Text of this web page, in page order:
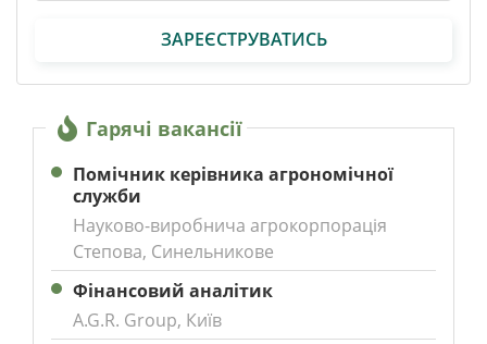
ЗАРЕЄСТРУВАТИСЬ
Гарячі вакансії
Помічник керівника агрономічної
служби
Науково-виробнича агрокорпорація
Степова, Синельникове
Фінансовий аналітик
A.G.R. Group, Київ